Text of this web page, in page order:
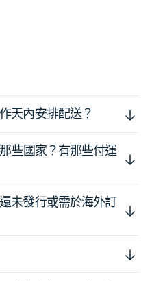
天內安排配送？
些國家？有那些付運
未發行或需於海外訂